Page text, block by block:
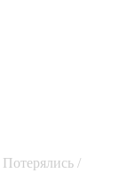
Потерялись /